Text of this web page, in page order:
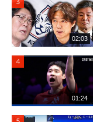
02:03
01:24